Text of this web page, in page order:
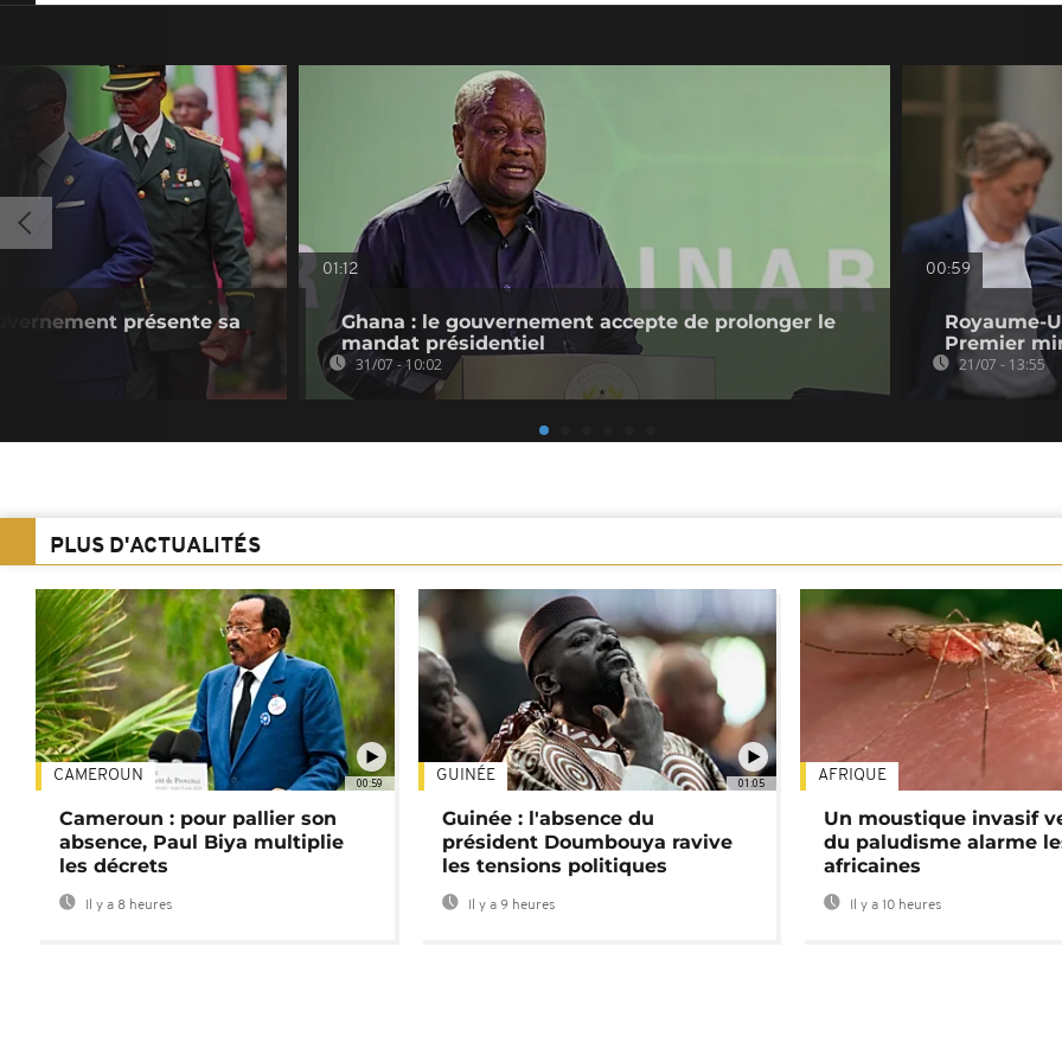
présente sa
01:12
Ghana : le gouvernement accepte de prolonger le
mandat présidentiel
31/07 - 10:02
00:59
Royaume-
Premier
21/07 - 13:55
PLUS D'ACTUALITÉS
00:59
CAMEROUN
Cameroun : pour pallier son
absence, Paul Biya multiplie
les décrets
Il y a 8 heures
01:05
GUINÉE
Guinée : l'absence du
président Doumbouya ravive
les tensions politiques
Il y a 9 heures
AFRIQUE
Un moustique invasif
du paludisme alarme
africaines
Il y a 10 heures